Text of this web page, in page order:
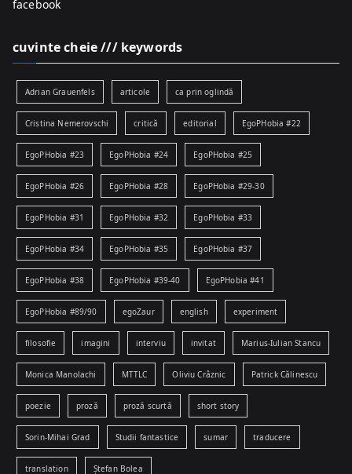
facebook
cuvinte cheie /// keywords
Adrian Grauenfels articole ca prin oglindă
Cristina Nemerovschi critică editorial EgoPHobia #22
EgoPHobia #23 EgoPHobia #24 EgoPHobia #25
EgoPHobia #26 EgoPHobia #28 EgoPHobia #29-30
EgoPHobia #31 EgoPHobia #32 EgoPHobia #33
EgoPHobia #34 EgoPHobia #35 EgoPHobia #37
EgoPHobia #38 EgoPHobia #39-40 EgoPHobia #41
EgoPHobia #89/90 egoZaur english experiment
filosofie imagini interviu invitat Marius-Iulian Stancu
Monica Manolachi MTTLC Oliviu Crâznic Patrick Călinescu
poezie proză proză scurtă short story
Sorin-Mihai Grad Studii fantastice sumar traducere
translation Ștefan Bolea